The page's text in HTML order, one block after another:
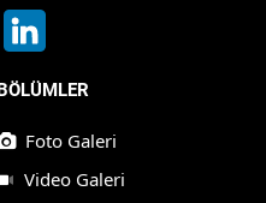
Foto Galeri
Video Galeri